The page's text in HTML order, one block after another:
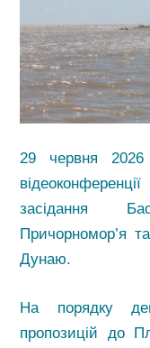
29 червня
засідання
Причорномор’я
Дунаю.
На порядку
пропозицій до